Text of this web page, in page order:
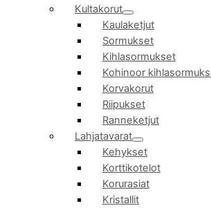
Kultakorut
Kaulaketjut
Sormukset
Kihlasormukset
Kohinoor
Korvakorut
Riipukset
Ranneketjut
Lahjatavarat
Kehykset
Korttikotelot
Korurasiat
Kristallit